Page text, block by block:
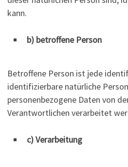
kann.
b) betroffene Person
Betroffene Person ist jede
identifizierbare natürliche
personenbezogene Daten von
Verantwortlichen verarbeitet
c) Verarbeitung